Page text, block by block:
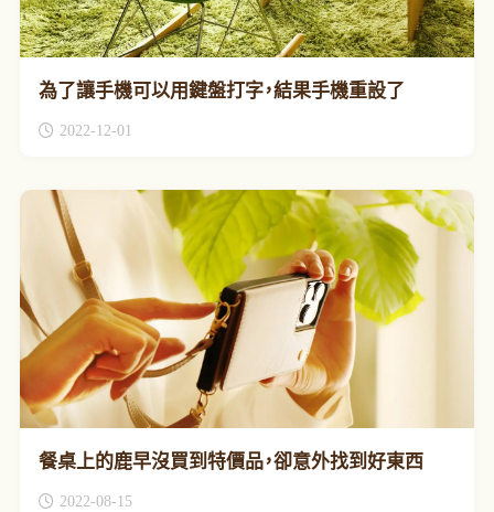
為了讓手機可以用鍵盤打字，結果手機重設了
2022-12-01
餐桌上的鹿早沒買到特價品，卻意外找到好東西
2022-08-15